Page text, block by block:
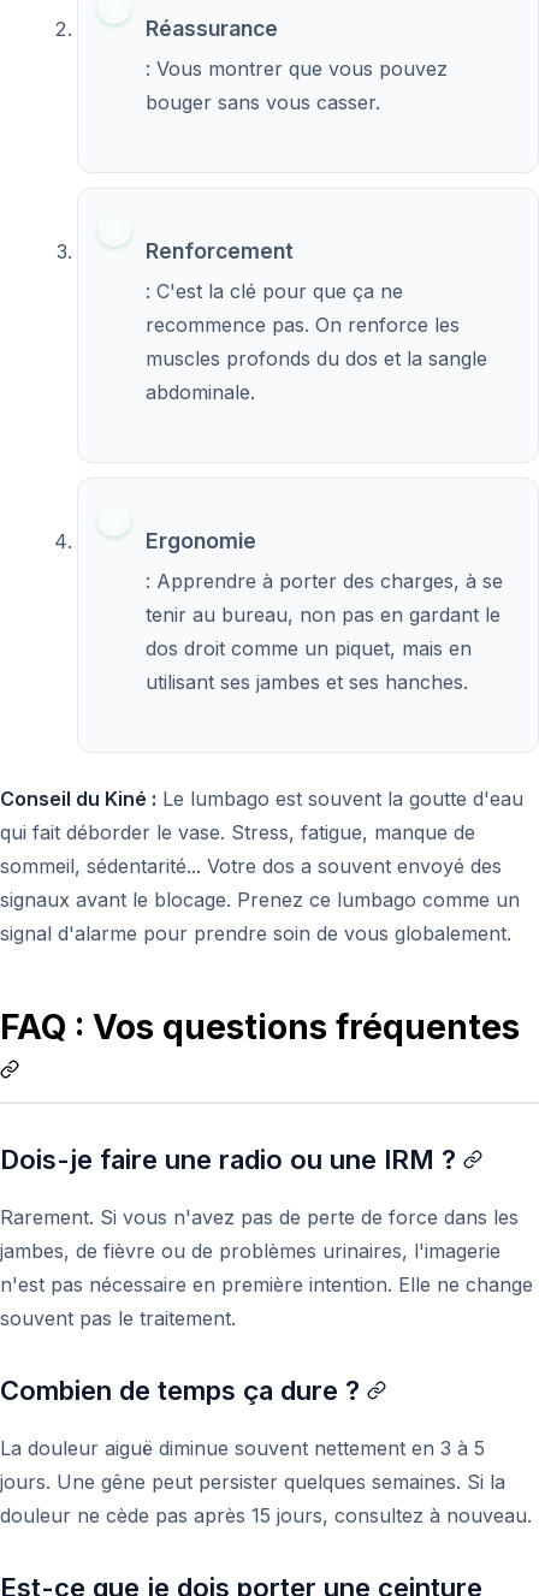
Réassurance
: Vous montrer que vous pouvez
bouger sans vous casser.
Renforcement
: C'est la clé pour que ça ne
recommence pas. On renforce les
muscles profonds du dos et la sangle
abdominale.
Ergonomie
: Apprendre à porter des charges, à se
tenir au bureau, non pas en gardant le
dos droit comme un piquet, mais en
utilisant ses jambes et ses hanches.
Conseil du Kiné : Le lumbago est souvent la goutte d'eau
qui fait déborder le vase. Stress, fatigue, manque de
sommeil, sédentarité... Votre dos a souvent envoyé des
signaux avant le blocage. Prenez ce lumbago comme un
signal d'alarme pour prendre soin de vous globalement.
FAQ : Vos questions fréquentes
Dois-je faire une radio ou une IRM ?
Rarement. Si vous n'avez pas de perte de force dans les
jambes, de fièvre ou de problèmes urinaires, l'imagerie
n'est pas nécessaire en première intention. Elle ne change
souvent pas le traitement.
Combien de temps ça dure ?
La douleur aiguë diminue souvent nettement en 3 à 5
jours. Une gêne peut persister quelques semaines. Si la
douleur ne cède pas après 15 jours, consultez à nouveau.
Est-ce que je dois porter une ceinture